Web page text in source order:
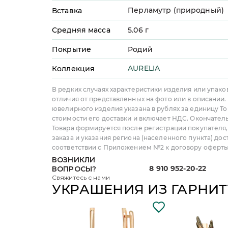
Вставка Перламутр (природный)
Средняя масса 5.06г
Покрытие Родий
Коллекция AURELIA
В редких случаях характеристики изделия или
отличия от представленных на фото или в
ювелирного изделия указана в рублях за единицу
стоимости его доставки и включает НДС.
Товара формируется после регистрации
заказа и указания региона (населенного пункта)
соответствии с Приложением №2 к договору
ВОЗНИКЛИ
ВОПРОСЫ?
Свяжитесь с нами
8 910 952-20-22
УКРАШЕНИЯ ИЗ